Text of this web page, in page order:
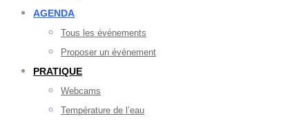
AGENDA
Tous les événements
Proposer un événement
PRATIQUE
Webcams
Température de l’eau